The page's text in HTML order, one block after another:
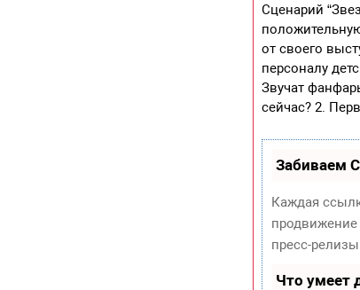
Сценарий
от своего
персоналу
Звучат
сейчас? 2.
Забиваем
Каждая
пресс-
Что умеет